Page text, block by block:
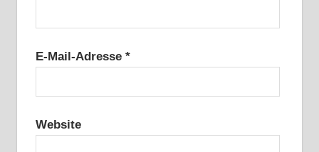
E-Mail-Adresse *
Website